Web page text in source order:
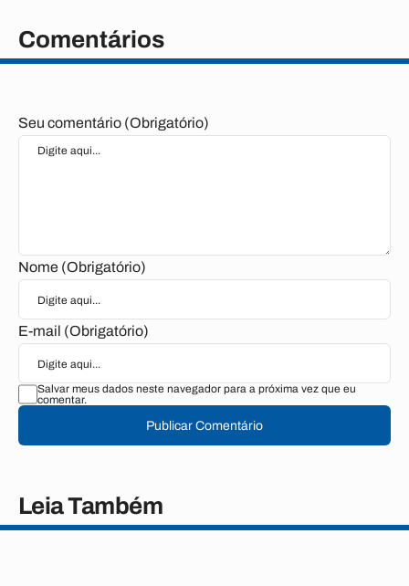
Comentários
Seu comentário (Obrigatório)
Nome (Obrigatório)
E-mail (Obrigatório)
Salvar meus dados neste navegador para a próxima vez que eu
comentar.
Publicar Comentário
Leia Também